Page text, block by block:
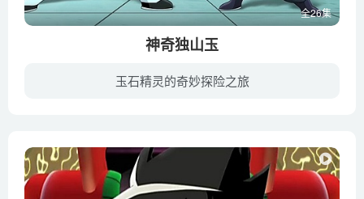
全26集
神奇独山玉
玉石精灵的奇妙探险之旅